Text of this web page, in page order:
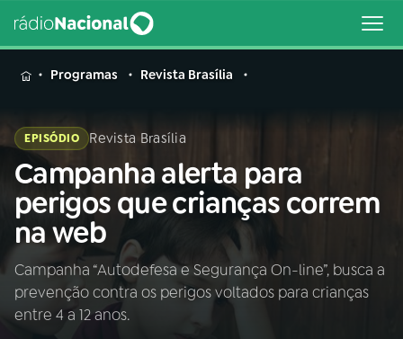
MENU
Buscar
na
Rádio
Nacional
Buscar
AO VIVO
Programas Revista Brasília
EPISÓDIO Revista Brasília
Campanha alerta para
perigos que crianças correm
na web
Campanha “Autodefesa e Segurança On-line”, busca a
prevenção contra os perigos voltados para crianças
entre 4 a 12 anos.